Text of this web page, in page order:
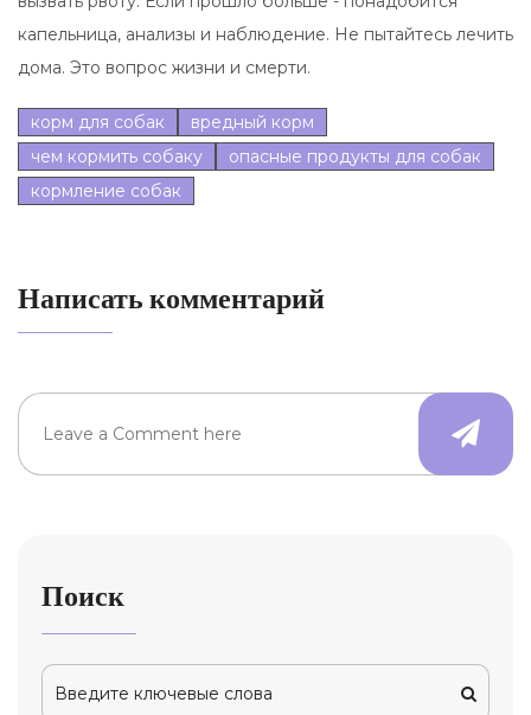
капельница, анализы и наблюдение. Не пытайтесь лечить
дома. Это вопрос жизни и смерти.
корм для собак
вредный корм
чем кормить собаку
опасные продукты для собак
кормление собак
Написать комментарий
Поиск